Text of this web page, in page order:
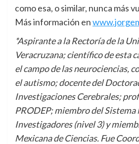
como esa, o similar, nunca más
Más información en
*Aspirante a la Rectoría de la
Veracruzana; científico de esta
el campo de las neurociencias,
el autismo; docente del
Investigaciones Cerebrales;
PRODEP; miembro del Sistema
Investigadores (nivel 3) y
Mexicana de Ciencias. Fue